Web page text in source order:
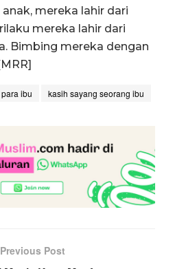
mereka lahir dari
mereka lahir dari
Bimbing mereka dengan
ibu kasih sayang seorang ibu
Previous Post